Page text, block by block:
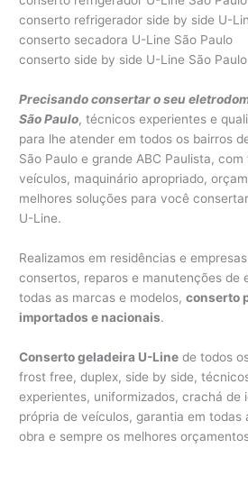
conserto refrigerador side by side U-
conserto secadora U-Line São Paulo
conserto side by side U-Line São Paulo
Precisando consertar o seu
São Paulo, técnicos experientes e
para lhe atender em todos os bairros
São Paulo e grande ABC Paulista,
veículos, maquinário apropriado,
melhores soluções para você
U-Line.
Realizamos em residências e
consertos, reparos e manutenções de
todas as marcas e modelos,conserto
importados e nacionais.
Conserto geladeira U-Line de todos
frost free, duplex, side by side,
experientes, uniformizados, crachá de
própria de veículos, garantia em todas
obra e sempre os melhores